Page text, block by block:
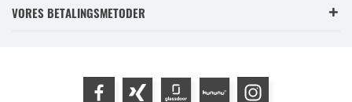
VORES BETALINGSMETODER